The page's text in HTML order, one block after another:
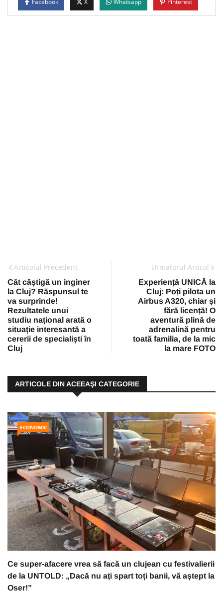
Articolul Precedent
Cât câștigă un inginer
la Cluj? Răspunsul te
va surprinde!
Rezultatele unui
studiu național arată o
situație interesantă a
cererii de specialiști în
Cluj
Urmatorul Articol
Experiență UNICĂ la
Cluj: Poți pilota un
Airbus A320, chiar și
fără licență! O
aventură plină de
adrenalină pentru
toată familia, de la mic
la mare FOTO
ARTICOLE DIN ACEEAŞI CATEGORIE
ECONOMIC
Ce super-afacere vrea să facă un clujean cu festivalierii
de la UNTOLD: „Dacă nu ați spart toți banii, vă aștept la
Oser!”